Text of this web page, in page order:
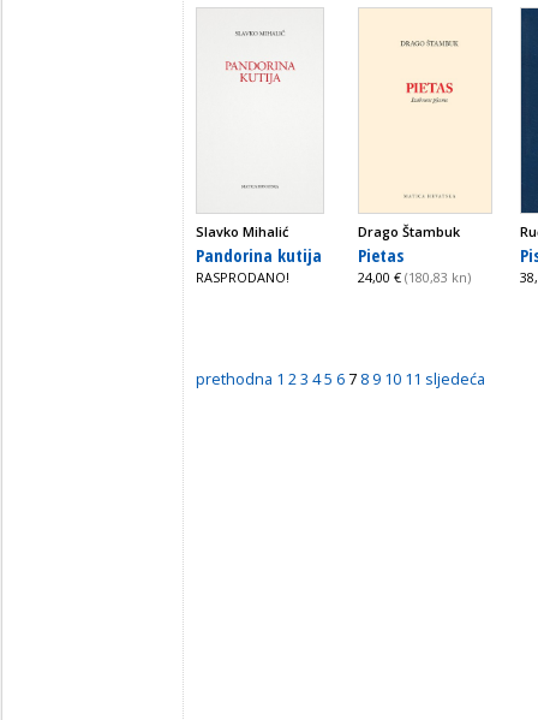
Slavko Mihalić
Pandorina kutija
RASPRODANO!
Drago Štambuk
Pietas
24,00 € (180,83 kn)
prethodna 1 23 45 6 7 8 9 10 11 sljedeća